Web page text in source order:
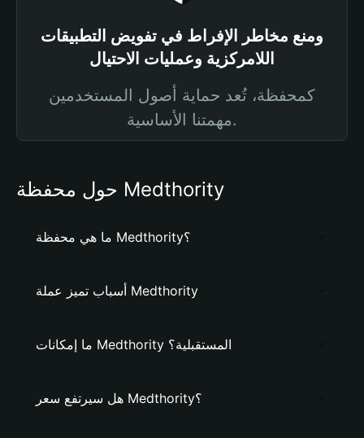
ومنع مخاطر الإفراط في تفويض التطبيقات
اللامركزية وعمليات الاحتيال
كمحفظة، تُعد حماية أصول المستخدمين
مهمتنا الأساسية.
حول محفظة Medthority
ما هي محفظة Medthority؟
أسباب تميز عملة Medthority
ما إمكانات Medthority المستقبلية؟
هل سيرتفع سعر Medthority؟